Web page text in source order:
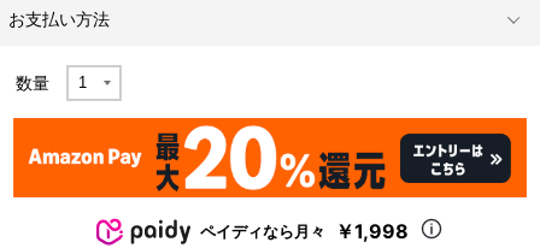
お支払い方法
数量
ペイディなら月々 ￥1,998